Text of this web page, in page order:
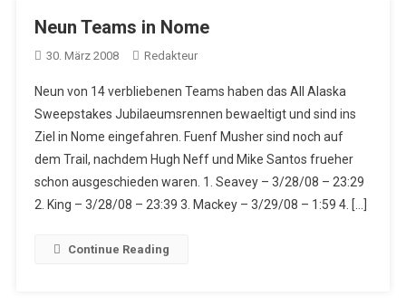
Neun Teams in Nome
30. März 2008 Redakteur
Neun von 14 verbliebenen Teams haben das All Alaska
Sweepstakes Jubilaeumsrennen bewaeltigt und sind ins
Ziel in Nome eingefahren. Fuenf Musher sind noch auf
dem Trail, nachdem Hugh Neff und Mike Santos frueher
schon ausgeschieden waren. 1. Seavey – 3/28/08 – 23:29
2. King – 3/28/08 – 23:39 3. Mackey – 3/29/08 – 1:59 4. […]
Continue Reading